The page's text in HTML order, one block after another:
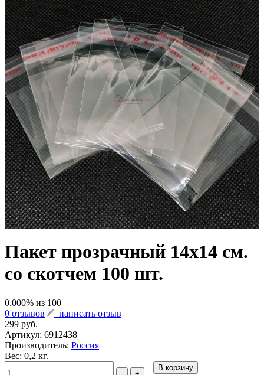
Пакет прозрачный 14х14 см.
со скотчем 100 шт.
0.000% из 100
0 отзывов
написать отзыв
299 руб.
Артикул: 6912438
Производитель: Россия
Вес: 0,2 кг.
В корзину